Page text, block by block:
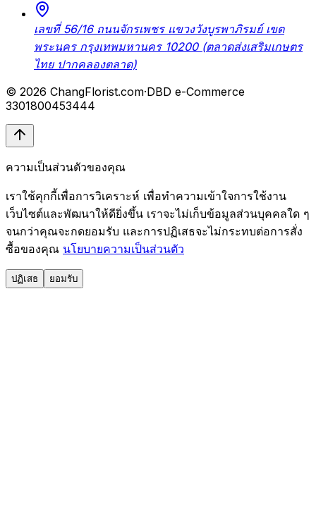
เลขที่ 56/16 ถนนจักรเพชร แขวงวังบูรพาภิรมย์ เขต
พระนคร กรุงเทพมหานคร 10200 (ตลาดส่งเสริมเกษตร
ไทย ปากคลองตลาด)
© 2026 ChangFlorist.com·DBD e-Commerce
3301800453444
ความเป็นส่วนตัวของคุณ
เราใช้คุกกี้เพื่อการวิเคราะห์ เพื่อทำความเข้าใจการใช้งาน
เว็บไซต์และพัฒนาให้ดียิ่งขึ้น เราจะไม่เก็บข้อมูลส่วนบุคคลใด ๆ
จนกว่าคุณจะกดยอมรับ และการปฏิเสธจะไม่กระทบต่อการสั่ง
ซื้อของคุณ นโยบายความเป็นส่วนตัว
ปฏิเสธ ยอมรับ